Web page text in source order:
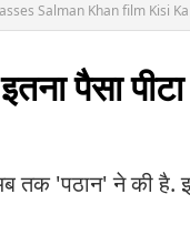
Salman Khan film Kisi
पैसा
तक 'पठान' ने की